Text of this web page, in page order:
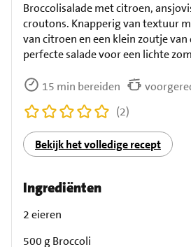
Broccolisalade met citroen,
croutons. Knapperig van textuur
van citroen en een klein zoutje van
perfecte salade voor een lichte
15 min bereiden
(2)
Bekijk het volledige recept
Ingrediënten
2 eieren
500 g Broccoli